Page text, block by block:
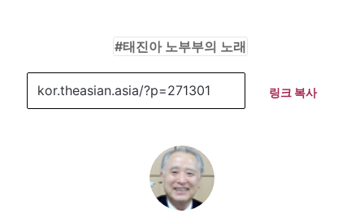
태진아 노부부의 노래
링크 복사